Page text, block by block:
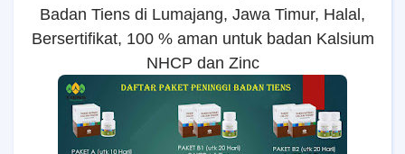
Badan Tiens di Lumajang, Jawa Timur, Halal,
Bersertifikat, 100 % aman untuk badan Kalsium
NHCP dan Zinc